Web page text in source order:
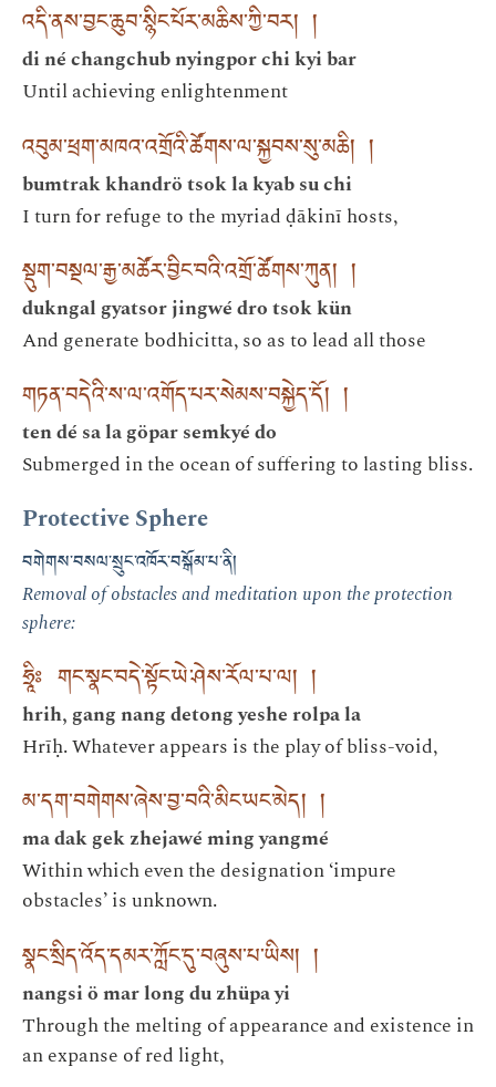
འདི་ནས་བྱང་ཆུབ་སྙིང་པོར་མཆིས་ཀྱི་བར། །
di né changchub nyingpor chi kyi bar
Until achieving enlightenment
འབུམ་ཕྲག་མཁའ་འགྲོའི་ཚོགས་ལ་སྐྱབས་སུ་མཆི། །
bumtrak khandrö tsok la kyab su chi
I turn for refuge to the myriad ḍākinī hosts,
སྡུག་བསྔལ་རྒྱ་མཚོར་བྱིང་བའི་འགྲོ་ཚོགས་ཀུན། །
dukngal gyatsor jingwé dro tsok kün
And generate bodhicitta, so as to lead all those
གཏན་བདེའི་ས་ལ་འགོད་པར་སེམས་བསྐྱེད་དོ། །
ten dé sa la göpar semkyé do
Submerged in the ocean of suffering to lasting bliss.
Protective Sphere
བགེགས་བསལ་སྲུང་འཁོར་བསྒོམ་པ་ནི།
Removal of obstacles and meditation upon the protection
sphere:
ཧྲཱིཿ གང་སྣང་བདེ་སྟོང་ཡེ་ཤེས་རོལ་པ་ལ། །
hrih, gang nang detong yeshe rolpa la
Hrīḥ. Whatever appears is the play of bliss-void,
མ་དག་བགེགས་ཞེས་བྱ་བའི་མིང་ཡང་མེད། །
ma dak gek zhejawé ming yangmé
Within which even the designation ‘impure
obstacles’ is unknown.
སྣང་སྲིད་འོད་དམར་ཀློང་དུ་བཞུས་པ་ཡིས། །
nangsi ö mar long du zhüpa yi
Through the melting of appearance and existence in
an expanse of red light,